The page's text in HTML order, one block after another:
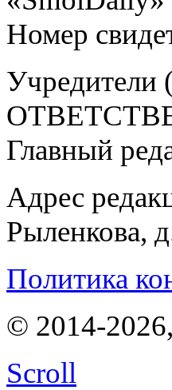
Номер
Главный
Адрес
Рыленкова,
Политика
© 2014-
Scroll